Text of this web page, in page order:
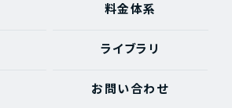
料金体系
ライブラリ
お問い合わせ